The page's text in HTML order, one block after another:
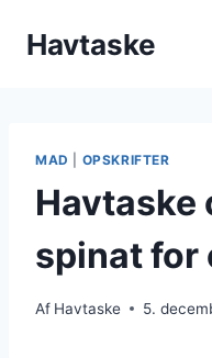
Havtaske
MAD OPSKRIFTER
Havtaske
spinat for
Af Havtaske 5.